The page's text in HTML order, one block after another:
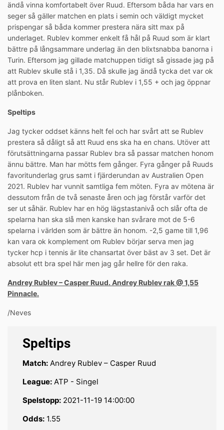
Speltips
Match: Andrey Rublev – Casper Ruud
League: ATP - Singel
Spelstopp: 2021-11-19 14:00:00
Odds: 1.55
ändå vinna komfortabelt över Ruud. Eftersom båda har vars en
seger så gäller matchen en plats i semin och väldigt mycket
prispengar så båda kommer prestera nära sitt max på
underlaget. Rublev kommer enkelt få hål på Ruud som är klart
bättre på långsammare underlag än den blixtsnabba banorna i
Turin. Eftersom jag gillade matchuppen tidigt så gissade jag på
att Rublev skulle stå i 1,35. Då skulle jag ändå tycka det var ok
att prova en liten slant. Nu står Rublev i 1,55 + och jag öppnar
plånboken.
Speltips
Jag tycker oddset känns helt fel och har svårt att se Rublev
prestera så dåligt så att Ruud ens ska ha en chans. Utöver att
förutsättningarna passar Rublev bra så passar matchen honom
ännu bättre. Man har mötts fem gånger. Fyra gånger på Ruuds
favoritunderlag grus samt i fjärderundan av Australien Open
2021. Rublev har vunnit samtliga fem möten. Fyra av mötena är
dessutom från de två senaste åren och jag förstår varför det
ser ut såhär. Rublev har en hög lägstastanivå och slår ofta de
spelarna han ska slå men kanske han svårare mot de 5-6
spelarna i världen som är bättre än honom. -2,5 game till 1,96
kan vara ok komplement om Rublev börjar serva men jag
tycker hcp i tennis är lite chansartat över bäst av 3 set. Det är
absolut ett bra spel här men jag går hellre för den raka.
Andrey Rublev – Casper Ruud. Andrey Rublev rak @ 1,55
Pinnacle.
/Neves